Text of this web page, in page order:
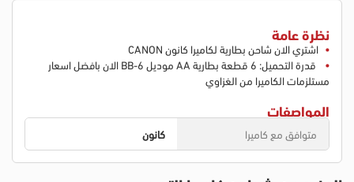
نظرة عامة
اشتري الان شاحن بطارية لكاميرا كانون CANON
قدرة التحميل: 6 قطعة بطارية AA موديل BB-6 الان بافضل اسعار
مستلزمات الكاميرا من الغزاوي
المواصفات
متوافق مع كاميرا كانون